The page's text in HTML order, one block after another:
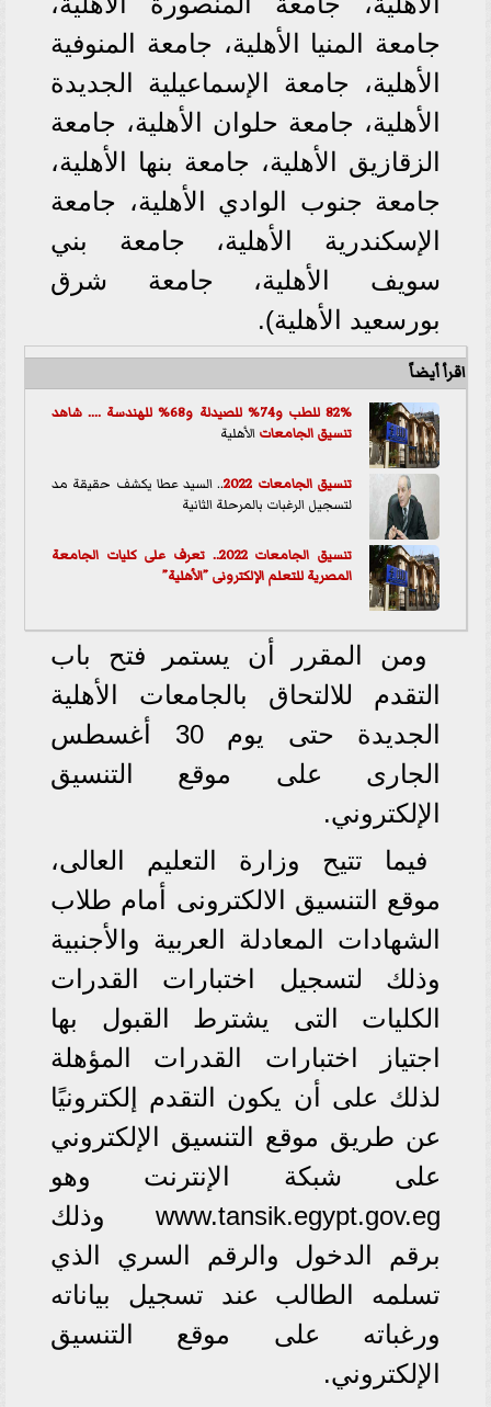
جامعة المنيا الأهلية، جامعة المنوفية
الأهلية، جامعة الإسماعيلية الجديدة
الأهلية، جامعة حلوان الأهلية، جامعة
الزقازيق الأهلية، جامعة بنها الأهلية،
جامعة جنوب الوادي الأهلية، جامعة
الإسكندرية الأهلية، جامعة بني
سويف الأهلية، جامعة شرق
بورسعيد الأهلية).
اقرأ أيضاً
82% للطب و74% للصيدلة و68% للهندسة .... شاهد
تنسيق الجامعات الأهلية
تنسيق الجامعات 2022
.. السيد عطا يكشف حقيقة مد
لتسجيل الرغبات بالمرحلة الثانية
تنسيق الجامعات 2022.. تعرف على كليات الجامعة
المصرية للتعلم الإلكترونى ”الأهلية”
ومن المقرر أن يستمر فتح باب
التقدم للالتحاق بالجامعات الأهلية
الجديدة حتى يوم 30 أغسطس
الجارى على موقع التنسيق
الإلكتروني.
فيما تتيح وزارة التعليم العالى،
موقع التنسيق الالكترونى أمام طلاب
الشهادات المعادلة العربية والأجنبية
وذلك لتسجيل اختبارات القدرات
الكليات التى يشترط القبول بها
اجتياز اختبارات القدرات المؤهلة
لذلك على أن يكون التقدم إلكترونيًا
عن طريق موقع التنسيق الإلكتروني
على شبكة الإنترنت وهو
www.tansik.egypt.gov.eg وذلك
برقم الدخول والرقم السري الذي
تسلمه الطالب عند تسجيل بياناته
ورغباته على موقع التنسيق
الإلكتروني.